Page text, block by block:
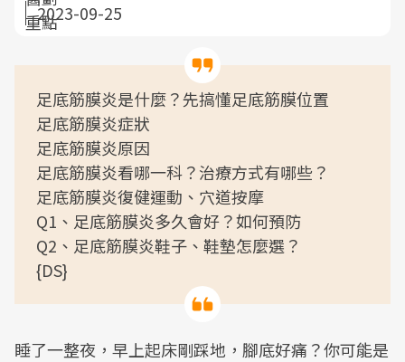
2023-09-25
足底筋膜炎是什麼？先搞懂足底筋膜位置
足底筋膜炎症狀
足底筋膜炎原因
足底筋膜炎看哪一科？治療方式有哪些？
足底筋膜炎復健運動、穴道按摩
Q1、足底筋膜炎多久會好？如何預防
Q2、足底筋膜炎鞋子、鞋墊怎麼選？
{DS}
睡了一整夜，早上起床剛踩地，腳底好痛？你可能是